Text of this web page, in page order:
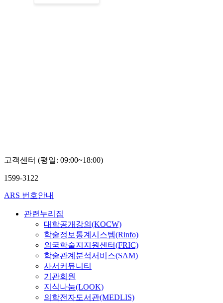
고객센터 (평일: 09:00~18:00)
1599-3122
ARS 번호안내
관련누리집
대학공개강의(KOCW)
학술정보통계시스템(Rinfo)
외국학술지지원센터(FRIC)
학술관계분석서비스(SAM)
사서커뮤니티
기관회원
지식나눔(LOOK)
의학전자도서관(MEDLIS)